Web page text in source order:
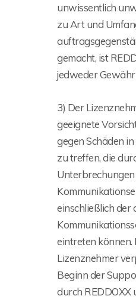
unwissentlich
zu Art und
gemacht, ist
jedweder
3) Der
geeignete
gegen Schäden
zu treffen, die
einschließlich der
eintreten können.
Lizenznehmer
Beginn der
durch REDDOXX